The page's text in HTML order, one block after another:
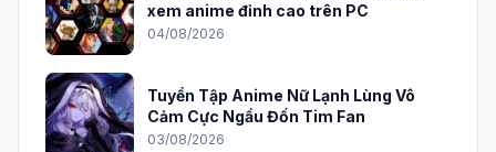
xem anime đỉnh cao trên PC
04/08/2026
Tuyển Tập Anime Nữ Lạnh Lùng Vô
Cảm Cực Ngầu Đốn Tim Fan
03/08/2026